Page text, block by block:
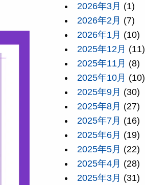
2026年3月 (1)
2026年2月 (7)
2026年1月 (10)
2025年12月 (11)
2025年11月 (8)
2025年10月 (10)
2025年9月 (30)
2025年8月 (27)
2025年7月 (16)
2025年6月 (19)
2025年5月 (22)
2025年4月 (28)
2025年3月 (31)